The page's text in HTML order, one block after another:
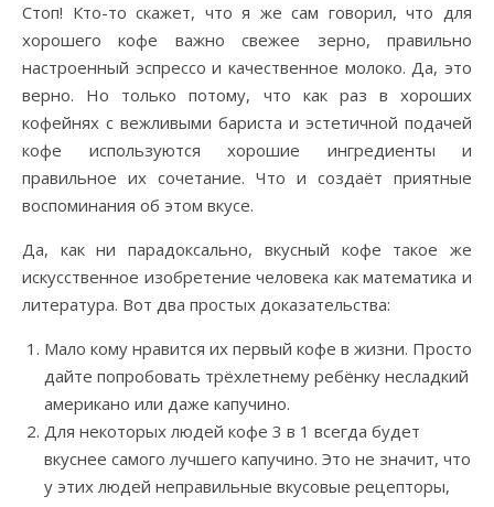
Стоп! Кто-то скажет, что я же сам говорил, что для
хорошего кофе важно свежее зерно, правильно
настроенный эспрессо и качественное молоко. Да, это
верно. Но только потому, что как раз в хороших
кофейнях с вежливыми бариста и эстетичной подачей
кофе используются хорошие ингредиенты и
правильное их сочетание. Что и создаёт приятные
воспоминания об этом вкусе.
Да, как ни парадоксально, вкусный кофе такое же
искусственное изобретение человека как математика и
литература. Вот два простых доказательства:
Мало кому нравится их первый кофе в жизни. Просто
дайте попробовать трёхлетнему ребёнку несладкий
американо или даже капучино.
Для некоторых людей кофе 3 в 1 всегда будет
вкуснее самого лучшего капучино. Это не значит, что
у этих людей неправильные вкусовые рецепторы,